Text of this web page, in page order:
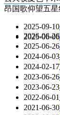
昂国歌仰望五
2025-09-10
2025-06-06
招生培训
2026-06-26
2025-06-26
2024-06-03
2024-02-17
2023-06-26
2023-06-23
2022-06-01
2021-06-30